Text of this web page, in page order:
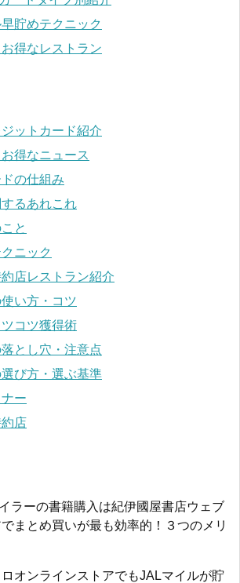
貯めテクニック
得なレストラン
ットカード紹介
得なニュース
の仕組み
るあれこれ
と
ニック
店レストラン紹介
使い方・コツ
コツ獲得術
とし穴・注意点
び方・選ぶ基準
ー
約店
ラーの書籍購入は紀伊國屋書店ウェブ
まとめ買いが最も効率的！３つのメリ
オンラインストアでもJALマイルが貯